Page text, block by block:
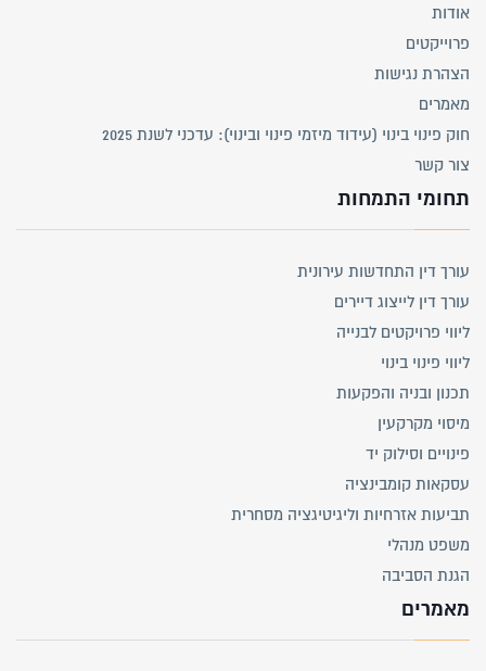
אודות
פרוייקטים
הצהרת נגישות
מאמרים
חוק פינוי בינוי (עידוד מיזמי פינוי ובינוי): עדכני לשנת 2025
צור קשר
תחומי התמחות
עורך דין התחדשות עירונית
עורך דין לייצוג דיירים
ליווי פרויקטים לבנייה
ליווי פינוי בינוי
תכנון ובניה והפקעות
מיסוי מקרקעין
פינויים וסילוק יד
עסקאות קומבינציה
תביעות אזרחיות וליגיטיגציה מסחרית
משפט מנהלי
הגנת הסביבה
מאמרים